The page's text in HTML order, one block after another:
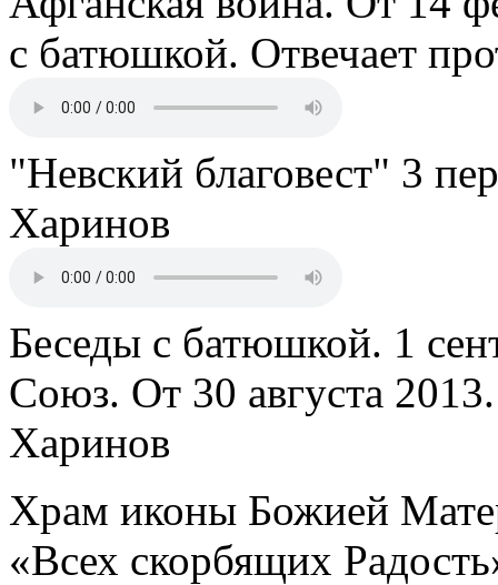
с батюшкой. Отвечает
"Невский благовест" 3
Харинов
Беседы с батюшкой. 1
Союз. От 30 августа
Харинов
Храм иконы Божией
«Всех скорбящих